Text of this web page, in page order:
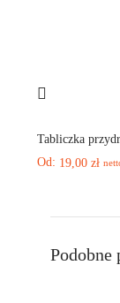
Tabliczka
Od: 19,00 zł
Podobne